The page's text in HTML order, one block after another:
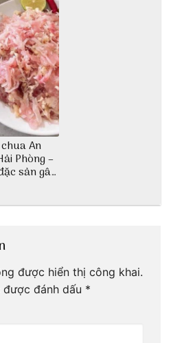
An
Phòng –
sản gây
được hiển thị công khai.
đánh dấu *